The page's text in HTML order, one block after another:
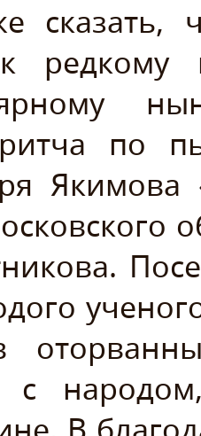
сказать,
редкому
по
Якимова
с